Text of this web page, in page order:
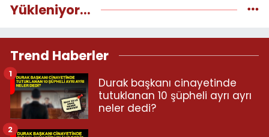
Yükleniyor...
Trend Haberler
Durak başkanı cinayetinde
tutuklanan 10 şüpheli ayrı ayrı
neler dedi?
1
2